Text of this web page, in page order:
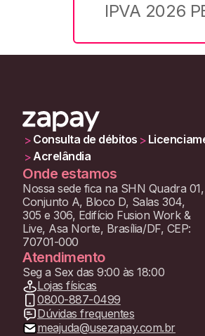
IPVA 2026
> Consulta de débitos >
>Acrelândia
Onde estamos
Nossa sede fica na SHN Quadra 01,
Conjunto A, Bloco D, Salas 304,
305 e 306, Edifício Fusion Work &
Live, Asa Norte, Brasília/DF, CEP:
70701-000
Atendimento
Seg a Sex das 9:00 às 18:00
Lojas físicas
0800-887-0499
Dúvidas frequentes
meajuda@usezapay.com.br